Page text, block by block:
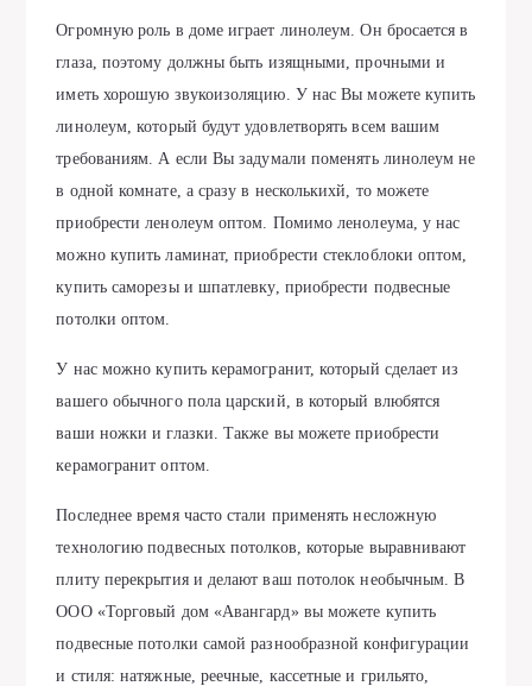
Огромную роль в доме играет линолеум. Он бросается в
глаза, поэтому должны быть изящными, прочными и
иметь хорошую звукоизоляцию. У нас Вы можете купить
линолеум, который будут удовлетворять всем вашим
требованиям. А если Вы задумали поменять линолеум не
в одной комнате, а сразу в несколькихй, то можете
приобрести ленолеум оптом. Помимо ленолеума, у нас
можно купить ламинат, приобрести стеклоблоки оптом,
купить саморезы и шпатлевку, приобрести подвесные
потолки оптом.
У нас можно купить керамогранит, который сделает из
вашего обычного пола царский, в который влюбятся
ваши ножки и глазки. Также вы можете приобрести
керамогранит оптом.
Последнее время часто стали применять несложную
технологию подвесных потолков, которые выравнивают
плиту перекрытия и делают ваш потолок необычным. В
ООО «Торговый дом «Авангард» вы можете купить
подвесные потолки самой разнообразной конфигурации
и стиля: натяжные, реечные, кассетные и грильято,